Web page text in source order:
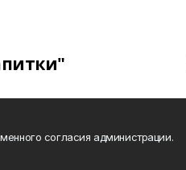
согласия администрации.